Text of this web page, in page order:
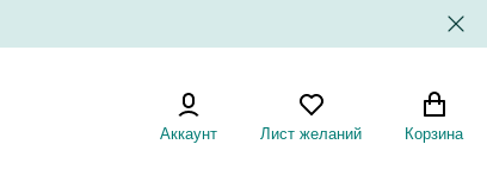
Аккаунт Лист желаний Корзина